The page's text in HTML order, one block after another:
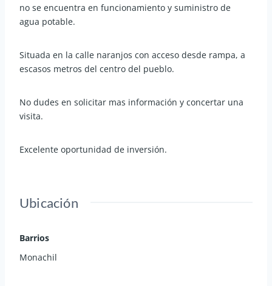
no se encuentra en funcionamiento y suministro de
agua potable.
Situada en la calle naranjos con acceso desde rampa, a
escasos metros del centro del pueblo.
No dudes en solicitar mas información y concertar una
visita.
Excelente oportunidad de inversión.
Ubicación
Barrios
Monachil